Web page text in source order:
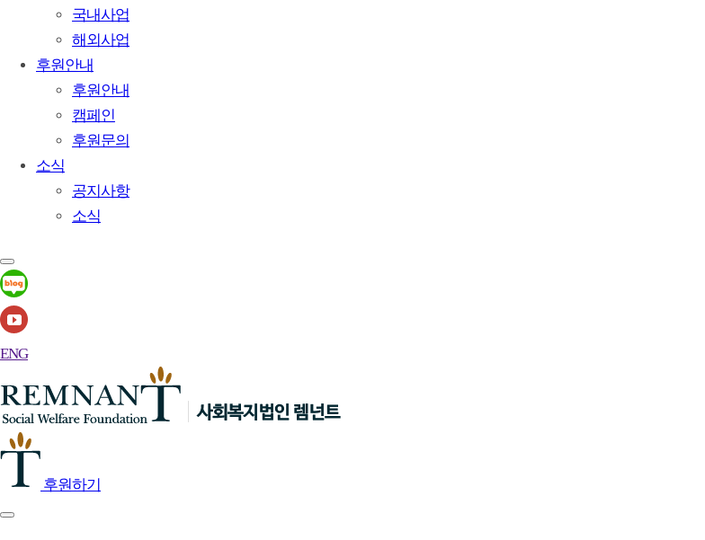
국내사업
해외사업
후원안내
후원안내
캠페인
후원문의
소식
공지사항
소식
ENG
후원하기